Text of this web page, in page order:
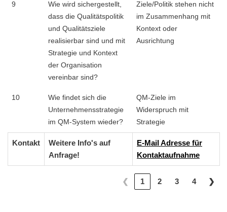
9
Wie wird sichergestellt,
dass die Qualitätspolitik
und Qualitätsziele
realisierbar sind und mit
Strategie und Kontext
der Organisation
vereinbar sind?
Ziele/Politik stehen nicht
im Zusammenhang mit
Kontext oder
Ausrichtung
10
Wie findet sich die
Unternehmensstrategie
im QM-System wieder?
QM-Ziele im
Widerspruch mit
Strategie
Kontakt
Weitere Info's auf
Anfrage!
E-Mail Adresse für
Kontaktaufnahme
❮ 1 2 3 4 ❯